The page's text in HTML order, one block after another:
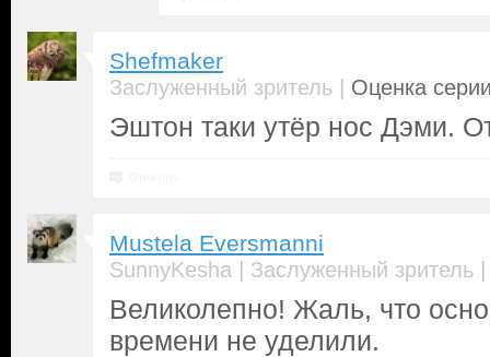
Shefmaker
Заслуженный зритель | Оценка
Эштон таки утёр нос Дэми.
Mustela Eversmanni
SunnyKesha | Заслуженный зритель
Великолепно! Жаль, что
времени не уделили.